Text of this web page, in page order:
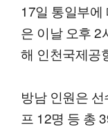
17일 통일부
은 이날 오후 2
해 인천국제공
방남 인원은
프 12명 등 총